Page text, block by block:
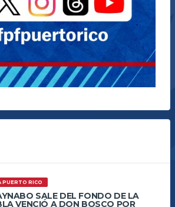
PUERTO RICO
SALE DEL FONDO DE LA
VENCIÓ A DON BOSCO POR